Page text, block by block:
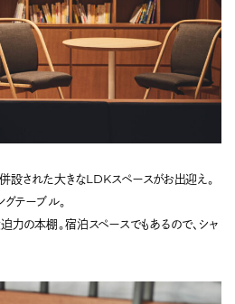
設された大きなLDKスペースがお出迎え。
グテーブル。
力の本棚。宿泊スペースでもあるので、シャ